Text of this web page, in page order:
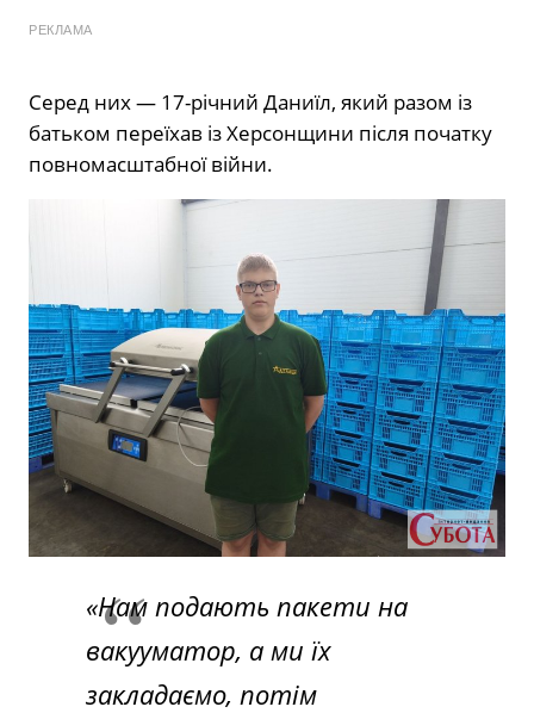
РЕКЛАМА
Серед них — 17-річний Даниїл, який разом із
батьком переїхав із Херсонщини після початку
повномасштабної війни.
«Нам подають пакети на
вакууматор, а ми їх
закладаємо, потім